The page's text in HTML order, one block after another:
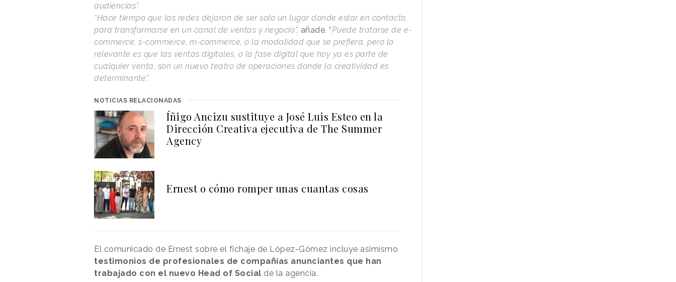
audiencias”.
“Hace tiempo que las redes dejaron de ser solo un lugar donde estar en contacto,
para transformarse en un canal de ventas y negocio”, añade. “Puede tratarse de e-
commerce, s-commerce, m-commerce, o la modalidad que se prefiera, pero lo
relevante es que las ventas digitales, o la fase digital que hoy ya es parte de
cualquier venta, son un nuevo teatro de operaciones donde la creatividad es
determinante”.
NOTICIAS RELACIONADAS
Íñigo Ancizu sustituye a José Luis Esteo en la
Dirección Creativa ejecutiva de The Summer
Agency
Ernest o cómo romper unas cuantas cosas
El comunicado de Ernest sobre el fichaje de López-Gómez incluye asimismo
testimonios de profesionales de compañías anunciantes que han
trabajado con el nuevo Head of Social de la agencia.